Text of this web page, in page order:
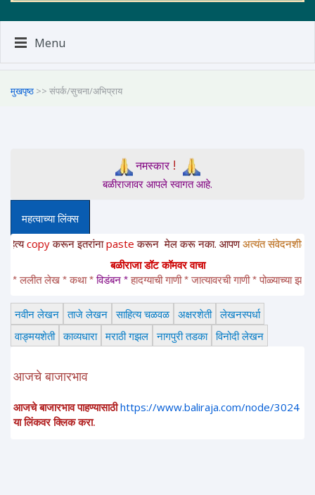
Menu
मुखपृष्ठ >> संपर्क/सुचना/अभिप्राय
नमस्कार!
बळीराजावर आपले स्वागत आहे.
महत्वाच्या लिंक्स
करून इतरांनाpasteकरून मेल करू नका. आपणअत्यंत संवेदनशील रसिकआहात,
बळीराजा डॉट कॉमवर वाचा
लेख * कथा * विडंबन * हादग्याची गाणी * जात्यावरची गाणी * पोळ्याच्या झडत्या *
नवीन लेखन ताजे लेखन साहित्य चळवळ अक्षरशेती लेखनस्पर्धा
वाङ्मयशेती काव्यधारा मराठी गझल नागपुरी तडका विनोदी लेखन
आजचे बाजारभाव
आजचे बाजारभाव पाहण्यासाठी https://www.baliraja.com/node/3024
या लिंकवर क्लिक करा.